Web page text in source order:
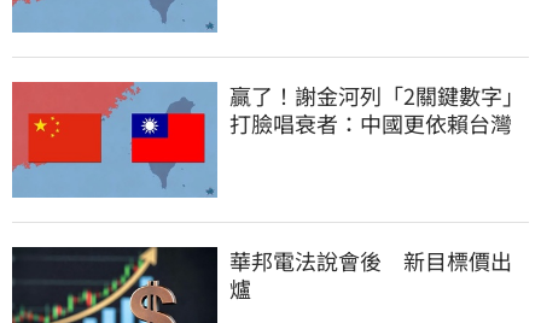
贏了！謝金河列「2關鍵數字」
打臉唱衰者：中國更依賴台灣
華邦電法說會後 新目標價出
爐